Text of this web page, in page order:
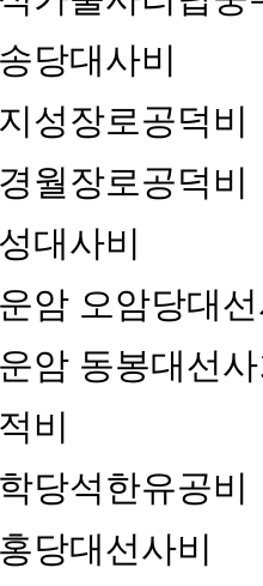
당대사비
성장로공덕비
월장로공덕비
대사비
암 오암당대
암 동봉대선
비
당석한유공비
당대선사비